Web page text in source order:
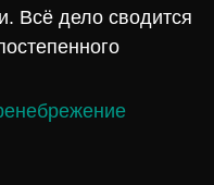
Всё дело сводится